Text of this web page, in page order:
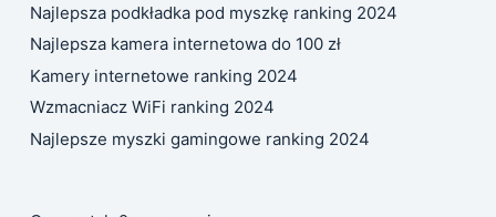
Najlepsza podkładka pod myszkę ranking 2024
Najlepsza kamera internetowa do 100 zł
Kamery internetowe ranking 2024
Wzmacniacz WiFi ranking 2024
Najlepsze myszki gamingowe ranking 2024